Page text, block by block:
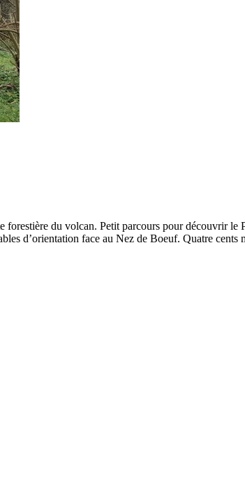
forestière du volcan. Petit parcours pour découvrir le
d’orientation face au Nez de Boeuf. Quatre